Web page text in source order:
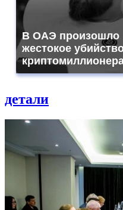
В ОАЭ произошло
жестокое
детали